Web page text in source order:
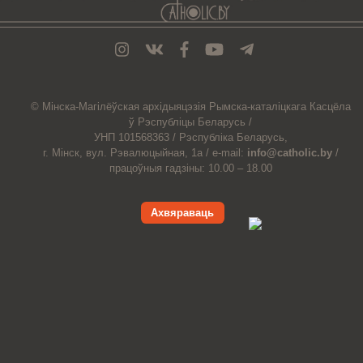
© Мiнска-Магiлёўская архiдыяцэзiя Рымска-каталіцкага Касцёла
ў Рэспубліцы Беларусь /
УНП 101568363 / Рэспубліка Беларусь,
г. Мінск, вул. Рэвалюцыйная, 1а / e-mail: info@catholic.by /
працоўныя гадзіны: 10.00 – 18.00
Ахвяраваць